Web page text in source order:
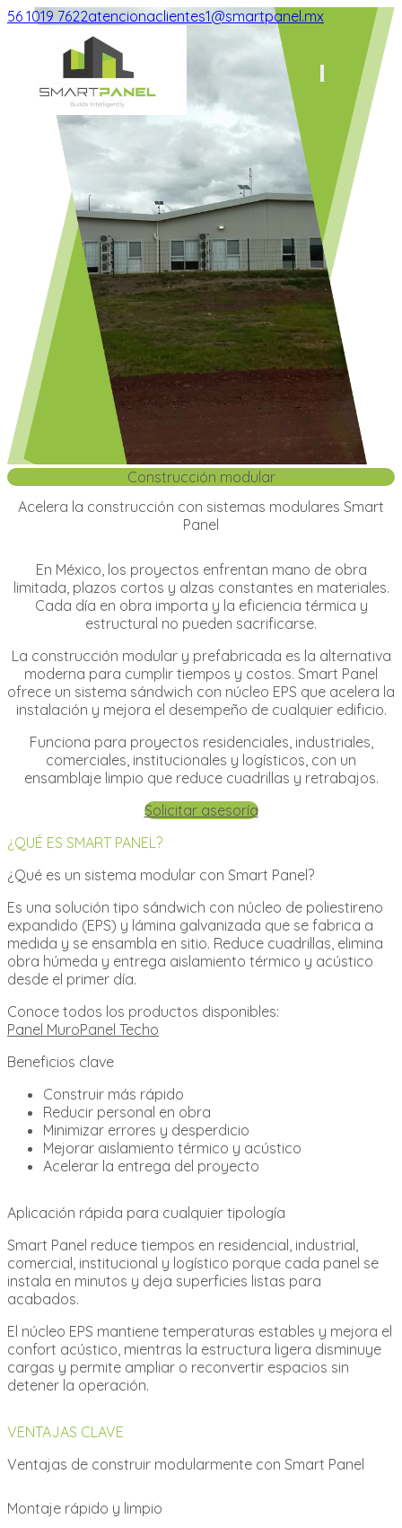
56 1019 7622atencionaclientes1@smartpanel.mx
Construcción modular
Acelera la construcción con sistemas modulares Smart
Panel
En México, los proyectos enfrentan mano de obra
limitada, plazos cortos y alzas constantes en materiales.
Cada día en obra importa y la eficiencia térmica y
estructural no pueden sacrificarse.
La construcción modular y prefabricada es la alternativa
moderna para cumplir tiempos y costos. Smart Panel
ofrece un sistema sándwich con núcleo EPS que acelera la
instalación y mejora el desempeño de cualquier edificio.
Funciona para proyectos residenciales, industriales,
comerciales, institucionales y logísticos, con un
ensamblaje limpio que reduce cuadrillas y retrabajos.
Solicitar asesoría
¿QUÉ ES SMART PANEL?
¿Qué es un sistema modular con Smart Panel?
Es una solución tipo sándwich con núcleo de poliestireno
expandido (EPS) y lámina galvanizada que se fabrica a
medida y se ensambla en sitio. Reduce cuadrillas, elimina
obra húmeda y entrega aislamiento térmico y acústico
desde el primer día.
Conoce todos los productos disponibles:
Panel MuroPanel Techo
Beneficios clave
Construir más rápido
Reducir personal en obra
Minimizar errores y desperdicio
Mejorar aislamiento térmico y acústico
Acelerar la entrega del proyecto
Aplicación rápida para cualquier tipología
Smart Panel reduce tiempos en residencial, industrial,
comercial, institucional y logístico porque cada panel se
instala en minutos y deja superficies listas para
acabados.
El núcleo EPS mantiene temperaturas estables y mejora el
confort acústico, mientras la estructura ligera disminuye
cargas y permite ampliar o reconvertir espacios sin
detener la operación.
VENTAJAS CLAVE
Ventajas de construir modularmente con Smart Panel
Montaje rápido y limpio